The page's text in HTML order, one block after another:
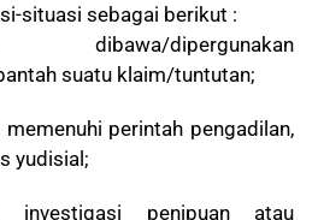
situasi sebagai berikut :
dibawa/dipergunakan
suatu klaim/tuntutan;
memenuhi perintah pengadilan,
yudisial;
investigasi penipuan atau